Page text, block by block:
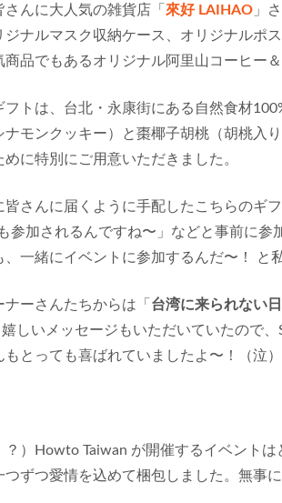
んに大人気の雑貨店「 來好 LAIHAO 」
ジナルマスク収納ケース、オリジナルポ
商品でもあるオリジナル阿里山コーヒー
フトは、台北・永康街にある自然食材
ナモンクッキー）と棗椰子胡桃（胡桃入
に特別にご用意いただきました。
皆さんに届くように手配したこちらのギ
参加されるんですね〜」などと事前に参
、一緒にイベントに参加するんだ〜！
ーさんたちからは「 台湾に来られない
嬉しいメッセージもいただいていたので
とっても喜ばれていましたよ〜！（泣）
？）Howto Taiwan が開催するイベント
つずつ愛情を込めて梱包しました。無事